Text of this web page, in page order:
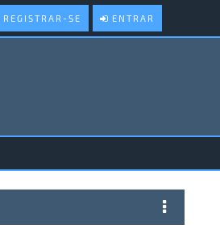
ENTRAR
REGISTRAR-SE